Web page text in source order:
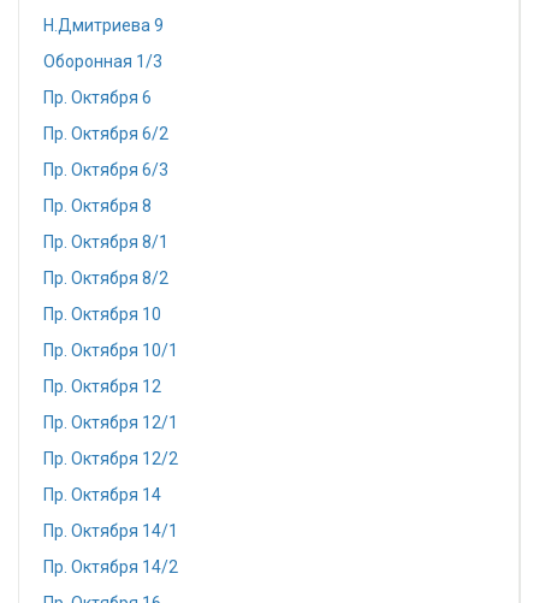
Н.Дмитриева 9
Оборонная 1/3
Пр. Октября 6
Пр. Октября 6/2
Пр. Октября 6/3
Пр. Октября 8
Пр. Октября 8/1
Пр. Октября 8/2
Пр. Октября 10
Пр. Октября 10/1
Пр. Октября 12
Пр. Октября 12/1
Пр. Октября 12/2
Пр. Октября 14
Пр. Октября 14/1
Пр. Октября 14/2